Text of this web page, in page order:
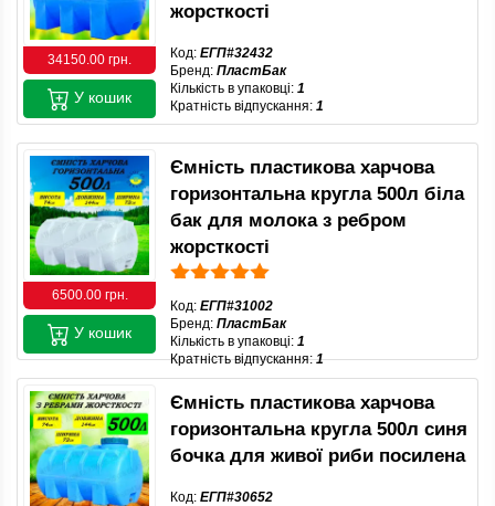
34150.00 грн.
жорсткості
Код: ЕГП#32432
Бренд: ПластБак
Кількість в упаковці: 1
Кратність відпускання: 1
У кошик
6500.00 грн.
Ємність пластикова харчова
горизонтальна кругла 500л біла
бак для молока з ребром
жорсткості
Код: ЕГП#31002
Бренд: ПластБак
Кількість в упаковці: 1
Кратність відпускання:1
У кошик
Ємність пластикова харчова
горизонтальна кругла 500л синя
бочка для живої риби посилена
Код: ЕГП#30652